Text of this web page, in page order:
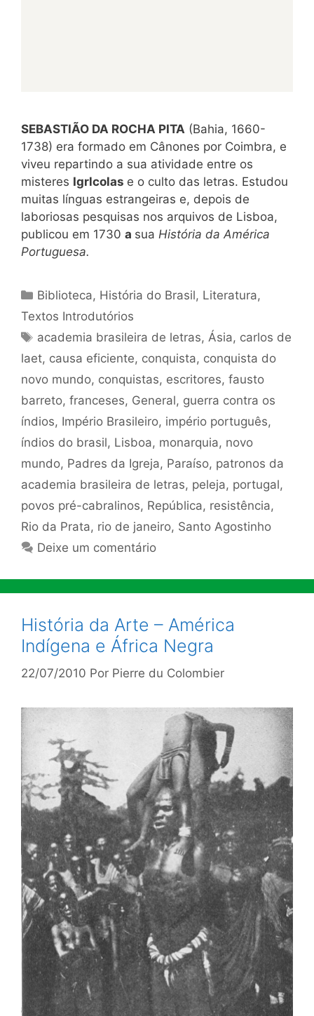
SEBASTIÃO DA ROCHA PITA (Bahia, 1660-
1738) era formado em Cânones por Coimbra, e
viveu repartindo a sua atividade entre os
misteres Igrlcolas e o culto das letras. Estudou
muitas línguas estrangeiras e, depois de
laboriosas pesquisas nos arquivos de Lisboa,
publicou em 1730 a sua História da América
Portuguesa.
Categorias
Biblioteca, História do Brasil, Literatura,
Textos Introdutórios
Tags
academia brasileira de letras,Ásia, carlos de
laet, causa eficiente, conquista, conquista do
novo mundo, conquistas, escritores, fausto
barreto, franceses, General, guerra contra os
índios, Império Brasileiro, império português,
índios do brasil, Lisboa, monarquia, novo
mundo, Padres da Igreja, Paraíso, patronos da
academia brasileira de letras, peleja, portugal,
povos pré-cabralinos, República, resistência,
Rio da Prata, rio de janeiro, Santo Agostinho
Deixe um comentário
História da Arte – América
Indígena e África Negra
22/07/2010 Por Pierre du Colombier